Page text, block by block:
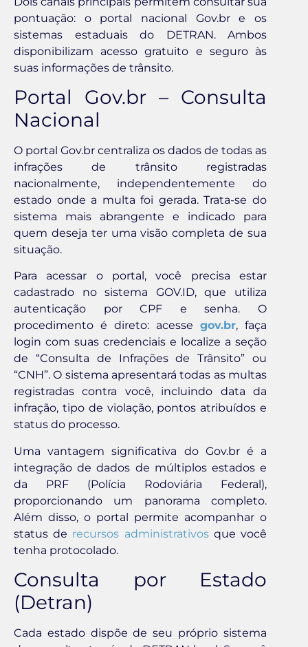
pontuação: o portal nacional Gov.br e os
sistemas estaduais do DETRAN. Ambos
disponibilizam acesso gratuito e seguro às
suas informações de trânsito.
Portal Gov.br – Consulta
Nacional
O portal Gov.br centraliza os dados de todas as
infrações de trânsito registradas
nacionalmente, independentemente do
estado onde a multa foi gerada. Trata-se do
sistema mais abrangente e indicado para
quem deseja ter uma visão completa de sua
situação.
Para acessar o portal, você precisa estar
cadastrado no sistema GOV.ID, que utiliza
autenticação por CPF e senha. O
procedimento é direto: acesse gov.br, faça
login com suas credenciais e localize a seção
de “Consulta de Infrações de Trânsito” ou
“CNH”. O sistema apresentará todas as multas
registradas contra você, incluindo data da
infração, tipo de violação, pontos atribuídos e
status do processo.
Uma vantagem significativa do Gov.br é a
integração de dados de múltiplos estados e
da PRF (Polícia Rodoviária Federal),
proporcionando um panorama completo.
Além disso, o portal permite acompanhar o
status de recursos administrativosque você
tenha protocolado.
Consulta por Estado
(Detran)
Cada estado dispõe de seu próprio sistema